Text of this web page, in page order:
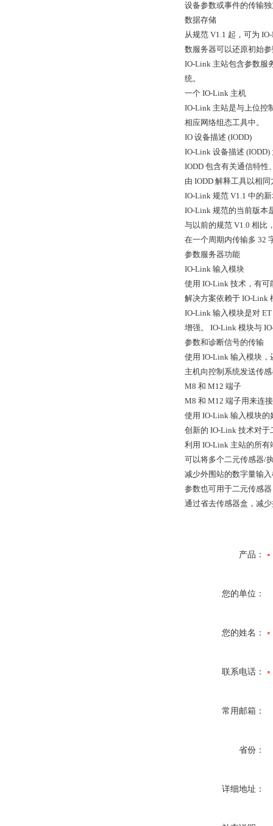
设备参数或事件的传输
数据存储
从规范 V1.1 起，可为
数服务器可以还原初始
IO-Link 主站包含参数服
统。
一个 IO-Link 主机
IO-Link 主站是与上位控
相应网络组态工具中。
IO 设备描述 (IODD)
IO-Link 设备描述
IODD 包含有关通信特性
由 IODD 解释工具以相
IO-Link 规范 V1.1 中的
IO-Link 规范的当前版本
与以前的规范 V1.0 相比
在一个周期内传输多 32
参数服务器功能
IO-Link 输入模块
使用 IO-Link 技术，有
解决方案依赖于 IO-Link
IO‑Link 输入模块是对
增强。 IO‑Link 模块与
参数和诊断信号的传输
使用 IO-Link 输入模块，
主机向控制系统发送传
M8 和 M12 端子
M8 和 M12 端子用来连
使用 IO-Link 输入模块的
创新的 IO-Link 技术对于
利用 IO-Link 主站的所有
可以将多个二元传感器/
减少外围站的数字量输
参数也可用于二元传感
通过省去传感器盒，减
产品：
您的单位：
您的姓名：
联系电话：
常用邮箱：
省份：
详细地址：